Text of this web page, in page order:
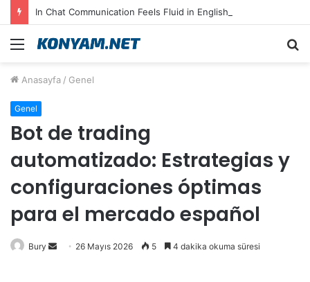
Menü
Anasayfa / Genel
Genel
Bot de trading
automatizado: Estrategias y
configuraciones óptimas
para el mercado español
Bury
Bir
26 Mayıs 2026 5 4 dakika okuma süresi